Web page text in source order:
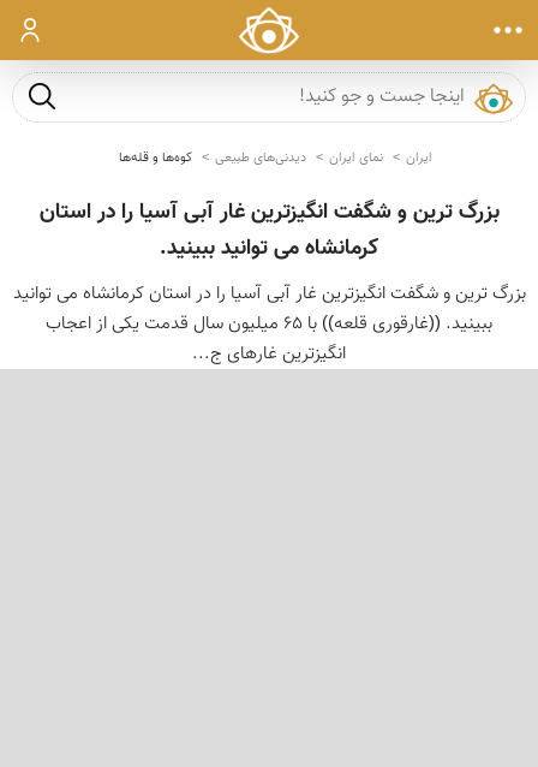
ورود
جست و
ایران نمای ایران دیدنی‌های طبیعی کوه‌ها و قله‌ها
بزرگ ترین و شگفت انگیزترین غار آبی آسیا را در استان
کرمانشاه می توانید ببینید.
بزرگ ترین و شگفت انگیزترین غار آبی آسیا را در استان کرمانشاه می توانید
ببینید. ((غارقوری قلعه)) با 65 میلیون سال قدمت یکی از اعجاب
انگیزترین غارهای ج...